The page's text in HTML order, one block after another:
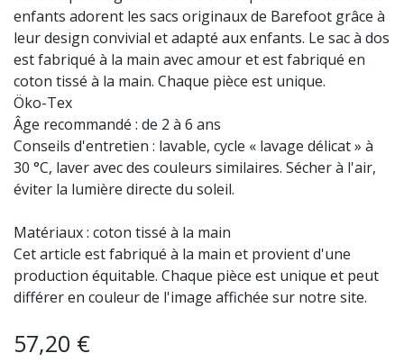
enfants adorent les sacs originaux de Barefoot grâce à
leur design convivial et adapté aux enfants. Le sac à dos
est fabriqué à la main avec amour et est fabriqué en
coton tissé à la main. Chaque pièce est unique.
Öko-Tex
Âge recommandé : de 2 à 6 ans
Conseils d'entretien : lavable, cycle « lavage délicat » à
30 °C, laver avec des couleurs similaires. Sécher à l'air,
éviter la lumière directe du soleil.
Matériaux : coton tissé à la main
Cet article est fabriqué à la main et provient d'une
production équitable. Chaque pièce est unique et peut
différer en couleur de l'image affichée sur notre site.
57,20 €